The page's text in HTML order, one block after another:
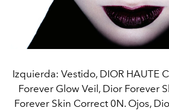
Izquierda: Vestido, DIOR HAUTE
Forever Glow Veil, Dior Forever
Forever Skin Correct 0N. Ojos,